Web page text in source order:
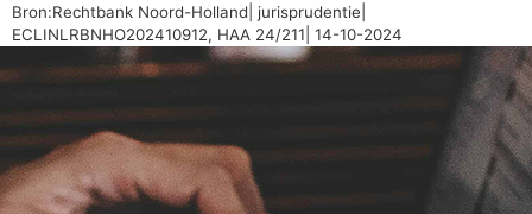
Bron:Rechtbank Noord-Holland| jurisprudentie|
ECLINLRBNHO202410912, HAA 24/211| 14-10-2024